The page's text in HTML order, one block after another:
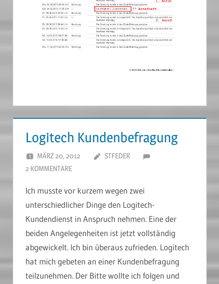
Logitech Kundenbefragung
MÄRZ 20, 2012
STFEDER
2 KOMMENTARE
Ich musste vor kurzem wegen zwei
unterschiedlicher Dinge den Logitech-
Kundendienst in Anspruch nehmen. Eine der
beiden Angelegenheiten ist jetzt vollständig
abgewickelt. Ich bin überaus zufrieden. Logitech
hat mich gebeten an einer Kundenbefragung
teilzunehmen. Der Bitte wollte ich folgen und